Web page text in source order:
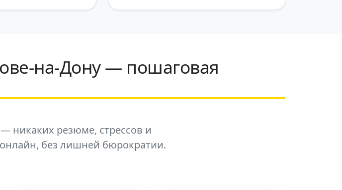
на-Дону — пошаговая
никаких резюме, стрессов и
без лишней бюрократии.